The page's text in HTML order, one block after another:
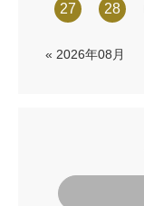
27 28
« 2026年08月